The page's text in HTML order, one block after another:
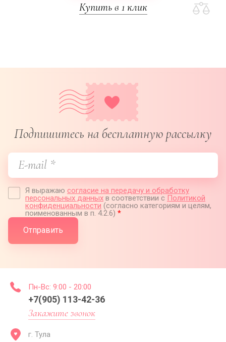
Купить в 1 клик
Подпишитесь на бесплатную рассылку
Я выражаю согласие на передачу и обработку
персональных данных в соответствии с Политикой
конфиденциальности (согласно категориям и целям,
поименованным в п. 4.2.6) *
Отправить
Пн-Вс: 9:00 - 20:00
+7(905) 113-42-36
Закажите звонок
г. Тула